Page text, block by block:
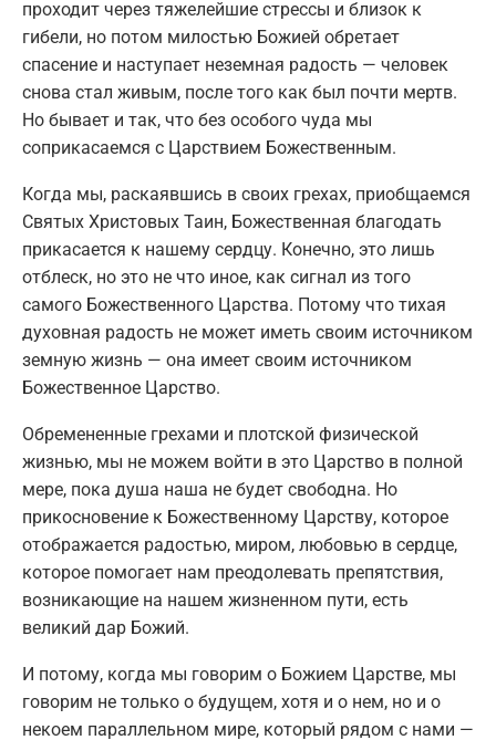
проходит через тяжелейшие стрессы и близок к
гибели, но потом милостью Божией обретает
спасение и наступает неземная радость — человек
снова стал живым, после того как был почти мертв.
Но бывает и так, что без особого чуда мы
соприкасаемся с Царствием Божественным.
Когда мы, раскаявшись в своих грехах, приобщаемся
Святых Христовых Таин, Божественная благодать
прикасается к нашему сердцу. Конечно, это лишь
отблеск, но это не что иное, как сигнал из того
самого Божественного Царства. Потому что тихая
духовная радость не может иметь своим источником
земную жизнь — она имеет своим источником
Божественное Царство.
Обремененные грехами и плотской физической
жизнью, мы не можем войти в это Царство в полной
мере, пока душа наша не будет свободна. Но
прикосновение к Божественному Царству, которое
отображается радостью, миром, любовью в сердце,
которое помогает нам преодолевать препятствия,
возникающие на нашем жизненном пути, есть
великий дар Божий.
И потому, когда мы говорим о Божием Царстве, мы
говорим не только о будущем, хотя и о нем, но и о
некоем параллельном мире, который рядом с нами —